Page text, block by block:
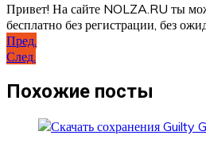
Привет! На сайте NOLZA.RU ты
бесплатно без регистрации, без
Навигация
по
записям
Пред.
След.
Похожие посты